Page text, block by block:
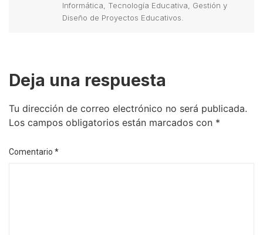
Informática, Tecnología Educativa, Gestión y
Diseño de Proyectos Educativos.
Deja una respuesta
Tu dirección de correo electrónico no será publicada.
Los campos obligatorios están marcados con *
Comentario *